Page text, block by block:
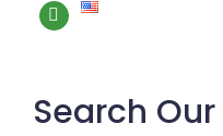
Search